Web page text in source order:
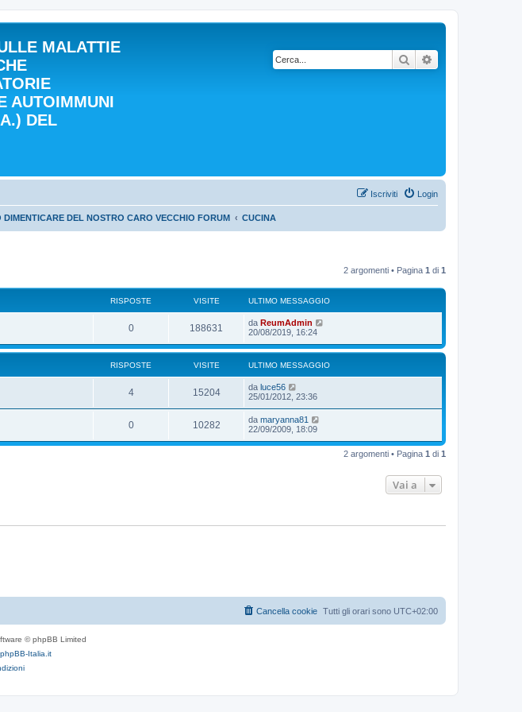
MALATTIE
AUTOIMMUNI
DEL
Cerca
Login
Iscriviti
DEL NOSTRO CARO VECCHIO FORUM CUCINA
2 argomenti • Pagina 1 di 1
RISPOSTE VISITE ULTIMO MESSAGGIO
0 188631 da ReumAdmin
20/08/2019, 16:24
RISPOSTE VISITE ULTIMO MESSAGGIO
4 15204 da luce56
25/01/2012, 23:36
0 10282 da maryanna81
22/09/2009, 18:09
2 argomenti • Pagina 1 di 1
Vai a
Tutti gli orari sono UTC+02:00
Cancella cookie
© phpBB Limited
phpBB-Italia.it